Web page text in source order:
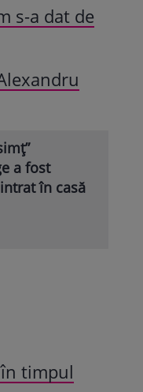
s-a dat de
a fost
în casă
timpul